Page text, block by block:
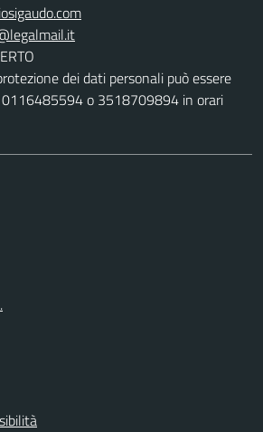
dei dati personali può essere
o 3518709894 in orari